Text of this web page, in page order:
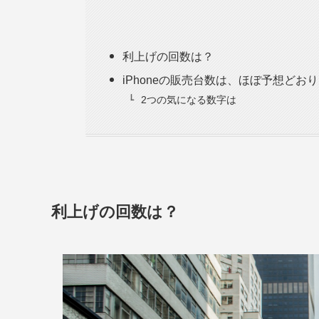
利上げの回数は？
iPhoneの販売台数は、ほぼ予想どおり
2つの気になる数字は
利上げの回数は？